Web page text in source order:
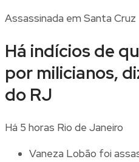
Assassinada em Santa Cruz
Há indícios de
por milicianos,
do RJ
Há 5 horas Rio de Janeiro
Vaneza Lobão foi